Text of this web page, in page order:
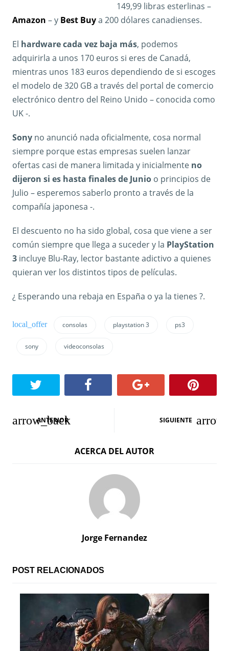
149,99 libras esterlinas –
Amazon – y Best Buya 200 dólares canadienses.
El hardware cada vez baja más, podemos
adquirirla a unos 170 euros si eres de Canadá,
mientras unos 183 euros dependiendo de si escoges
el modelo de 320 GB a través del portal de comercio
electrónico dentro del Reino Unido – conocida como
UK -.
Sony no anunció nada oficialmente, cosa normal
siempre porque estas empresas suelen lanzar
ofertas casi de manera limitada y inicialmente no
dijeron si es hasta finales de Junio o principios de
Julio – esperemos saberlo pronto a través de la
compañía japonesa -.
El descuento no ha sido global, cosa que viene a ser
común siempre que llega a suceder y la PlayStation
3 incluye Blu-Ray, lector bastante adictivo a quienes
quieran ver los distintos tipos de películas.
¿ Esperando una rebaja en España o ya la tienes ?.
consolas playstation 3 ps3
sony videoconsolas
N
ó
n
e
ANTERIOR SIGUIENTE
ACERCA DEL AUTOR
Jorge Fernandez
POST RELACIONADOS